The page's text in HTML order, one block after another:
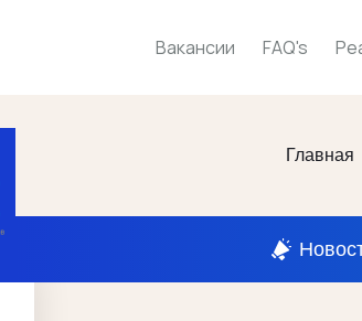
Вакансии FAQ's
Главная